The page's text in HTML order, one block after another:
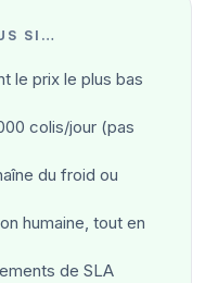
SI…
le prix le plus bas
colis/jour (pas
du froid ou
humaine, tout en
de SLA